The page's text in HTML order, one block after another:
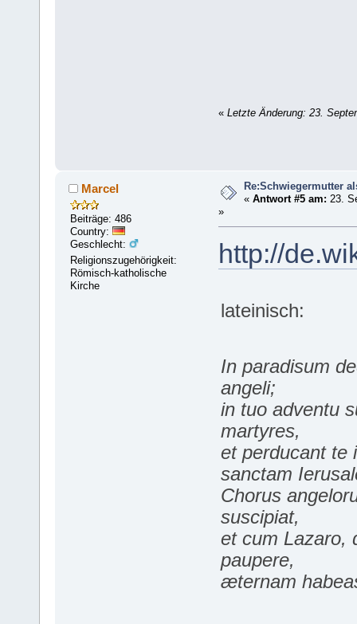
« Letzte Änderung: 23.
Marcel
Beiträge: 486
Country:
Geschlecht:
Religionszugehörigkeit:
Römisch-katholische
Kirche
Re:Schwiegermutter
«Antwort #5 am: 23.
»
http://
lateinisch:
In paradisum
angeli;
in tuo adventu
martyres,
et perducant te
sanctam
Chorus
suscipiat,
et cum Lazaro,
paupere,
æternam